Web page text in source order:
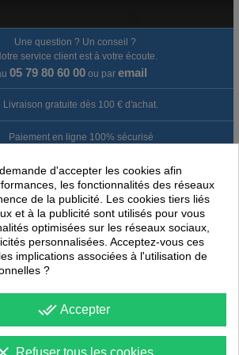
Une question ? Un conseil ?
service client est à votre écoute.
05 79 80 60 00ou par email
Livraison gratuite dès 100 € d'achat.
Paiement en ligne 100% sécurisé
Paiement par virement
ou remboursé jusqu'à 60 jours
QUE CES ARTICLES
VOUS INTÉRESSER
-25% -25
d'accepter les cookies afin
les fonctionnalités des réseaux
de la publicité. Les cookies tiers liés
et à la publicité sont utilisés pour vous
optimisées sur les réseaux sociaux,
personnalisées. Acceptez-vous ces
implications associées à l'utilisation de
?
done_all Accepter
Refuser tous les cookies